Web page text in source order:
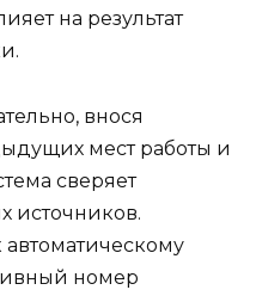
на результат
внося
мест работы и
сверяет
источников.
номер